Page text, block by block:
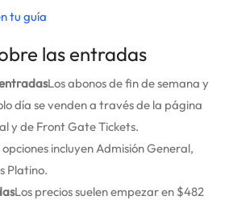
tu guía
las entradas
Los abonos de fin de semana y
día se venden a través de la página
y de Front Gate Tickets.
opciones incluyen Admisión General,
Platino.
Los precios suelen empezar en $482